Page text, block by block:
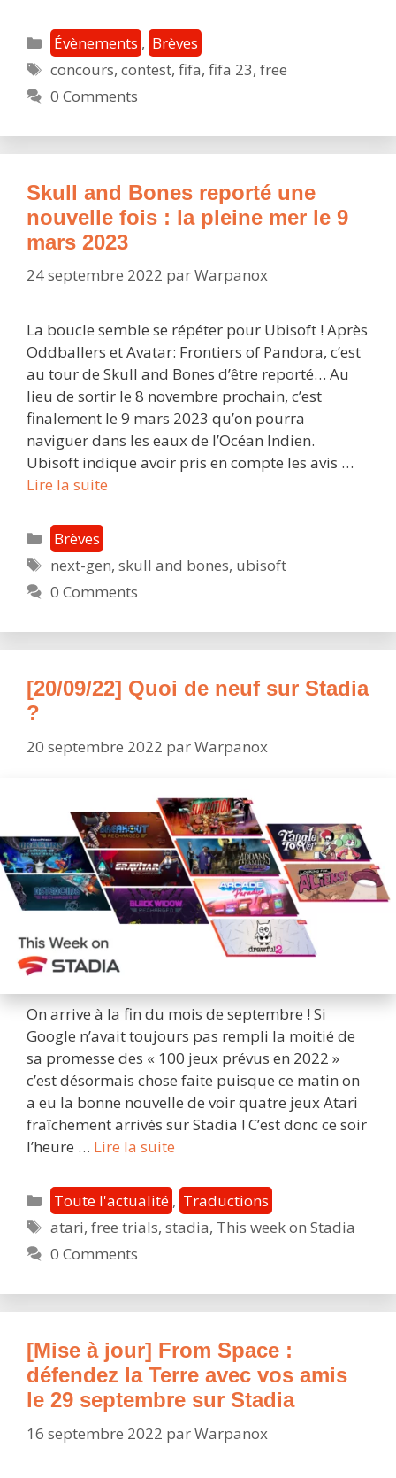
Fr
:
on
vous
gagner
23
Ultimate
Edition
!
Catégories
Évènements , Brèves
Étiquettes
concours,contest,fifa,fifa 23,free
0 Comments
Skull and Bones reporté une
nouvelle fois : la pleine mer le 9
mars 2023
24 septembre 2022 parWarpanox
La boucle semble se répéter pour Ubisoft ! Après
Oddballers et Avatar: Frontiers of Pandora, c’est
au tour de Skull and Bones d’être reporté… Au
lieu de sortir le 8 novembre prochain, c’est
finalement le 9 mars 2023 qu’on pourra
naviguer dans les eaux de l’Océan Indien.
Ubisoft indique avoir pris en compte les avis …
Lire la suite
une
nouvelle
:
pleine
mer
9
Catégories
Brèves
Étiquettes
next-gen,skull and bones, ubisoft
0 Comments
[20/09/22] Quoi de neuf sur Stadia
?
20 septembre 2022 parWarpanox
On arrive à la fin du mois de septembre ! Si
Google n’avait toujours pas rempli la moitié de
sa promesse des « 100 jeux prévus en 2022 »
c’est désormais chose faite puisque ce matin on
a eu la bonne nouvelle de voir quatre jeux Atari
fraîchement arrivés sur Stadia ! C’est donc ce soir
l’heure … Lire la suite
de
neuf
sur
Catégories
Toute l'actualité , Traductions
Étiquettes
atari,free trials,stadia, This week on Stadia
0 Comments
[Mise à jour] From Space :
défendez la Terre avec vos amis
le 29 septembre sur Stadia
16 septembre 2022 parWarpanox